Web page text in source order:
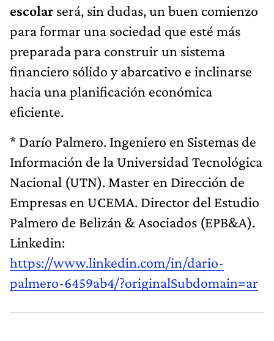
escolar será, sin dudas, un buen comienzo
para formar una sociedad que esté más
preparada para construir un sistema
financiero sólido y abarcativo e inclinarse
hacia una planificación económica
eficiente.
* Darío Palmero. Ingeniero en Sistemas de
Información de la Universidad Tecnológica
Nacional (UTN). Master en Dirección de
Empresas en UCEMA. Director del Estudio
Palmero de Belizán & Asociados (EPB&A).
Linkedin:
https://www.linkedin.com/in/dario-
palmero-6459ab4/?originalSubdomain=ar